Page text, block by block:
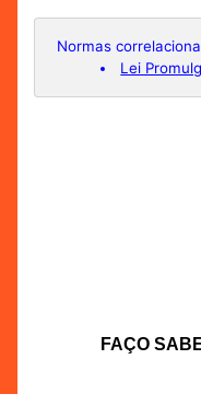
Normas
Lei
FAÇO